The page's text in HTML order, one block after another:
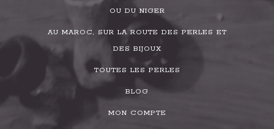
OU DU NIGER
AU MAROC, SUR LA ROUTE DES PERLES ET
DES BIJOUX
TOUTES LES PERLES
BLOG
MON COMPTE